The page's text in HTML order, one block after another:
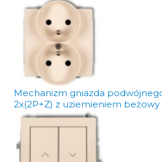
Mechanizm gniazda
2x(2P+Z) z uziemieniem